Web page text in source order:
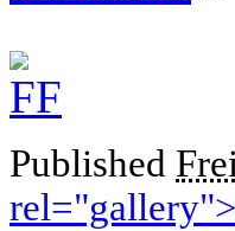
Published
rel="gallery">